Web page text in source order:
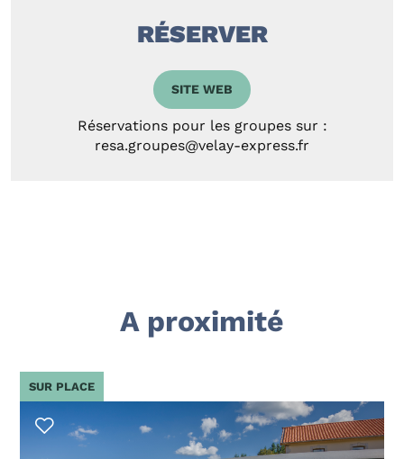
RÉSERVER
SITE WEB
Réservations pour les groupes sur :
resa.groupes@velay-express.fr
A proximité
SUR PLACE